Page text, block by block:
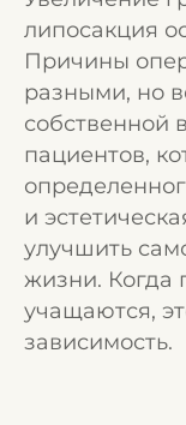
липосакция
Причины
разными, но
собственной
пациентов,
и
улучшить
жизни. Когда
учащаются,
зависимость.